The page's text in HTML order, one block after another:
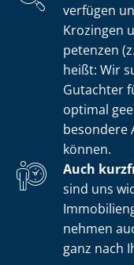
verfügen
Krozingen
pe­ten­zen
heißt: Wir
Gutachter
optimal
besondere
können.
Auch
sind uns
nehmen
ganz nach